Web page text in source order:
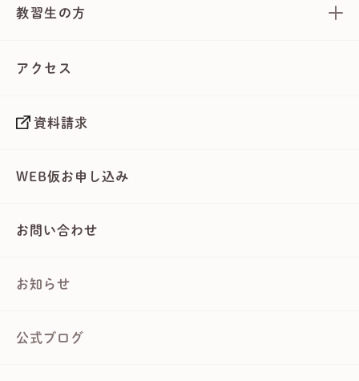
教習生の方
アクセス
資料請求
WEB仮お申し込み
お問い合わせ
お知らせ
公式ブログ